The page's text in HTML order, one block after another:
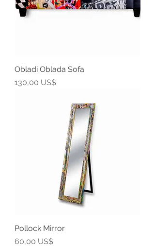
Obladi Oblada Sofa
Precio
130,00 US$
Pollock Mirror
Precio
60,00 US$